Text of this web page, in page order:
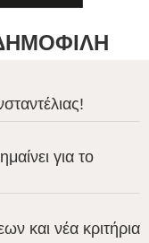
για το
και νέα κριτήρια